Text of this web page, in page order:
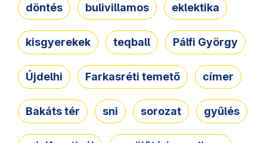
döntés bulivillamos eklektika
kisgyerekek teqball Pálfi György
Újdelhi Farkasréti temető címer
Bakáts tér sni sorozat gyűlés